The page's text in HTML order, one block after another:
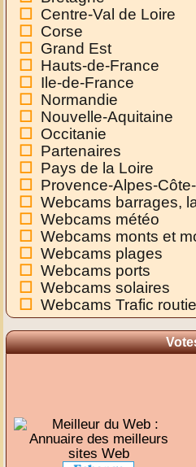
Centre-Val de Loire
Corse
Grand Est
Hauts-de-France
Ile-de-France
Normandie
Nouvelle-Aquitaine
Occitanie
Partenaires
Pays de la Loire
Provence-Alpes-
Webcams barrages,
Webcams météo
Webcams monts et
Webcams plages
Webcams ports
Webcams solaires
Webcams Trafic